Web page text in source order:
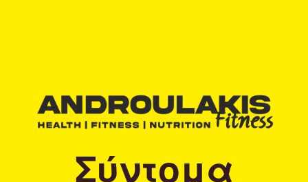
Σύντομα